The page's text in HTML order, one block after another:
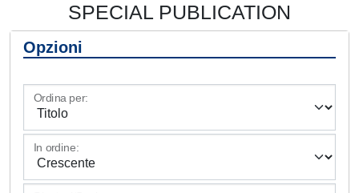
SPECIAL PUBLICATION
Opzioni
Ordina per:
In ordine: